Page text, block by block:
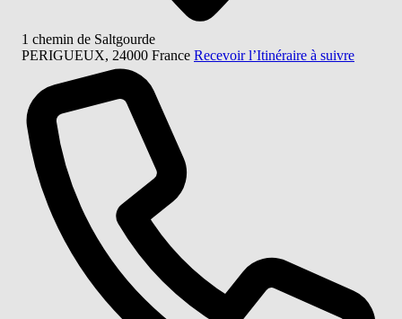
1 chemin de Saltgourde
PERIGUEUX, 24000 France Recevoir l’Itinéraire à suivre